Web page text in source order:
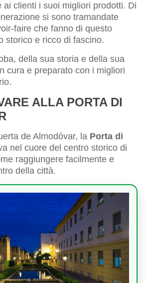
ai clienti i suoi migliori prodotti. Di
si sono tramandate
faire che fanno di questo
storico e ricco di fascino.
della sua storia e della sua
cura e preparato con i migliori
ALLA PORTA DI
de Almodóvar, la Porta di
nel cuore del centro storico di
raggiungere facilmente e
della città.